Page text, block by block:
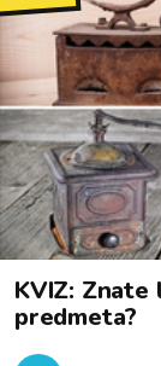
KVIZ:
predmeta?